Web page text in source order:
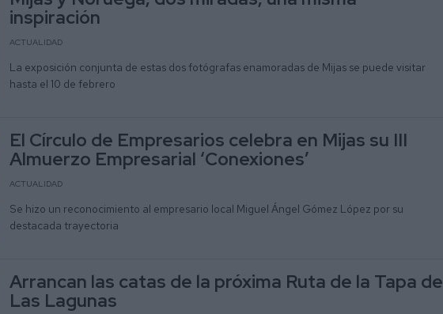
inspiración
ACTUALIDAD
La exposición conjunta de estas dos fotógrafas enamoradas de Mijas se puede visitar
hasta el 10 de febrero
El Círculo de Empresarios celebra en Mijas su III
Almuerzo Empresarial ‘Conexiones’
ACTUALIDAD
Se hizo un reconocimiento al empresario local Miguel Ángel Gómez López por su
destacada trayectoria
Arrancan las catas de la próxima Ruta de la Tapa de
Las Lagunas